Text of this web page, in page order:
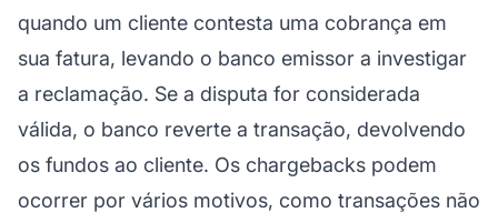
quando um cliente contesta uma cobrança em
sua fatura, levando o banco emissor a investigar
a reclamação. Se a disputa for considerada
válida, o banco reverte a transação, devolvendo
os fundos ao cliente. Os chargebacks podem
ocorrer por vários motivos, como transações não